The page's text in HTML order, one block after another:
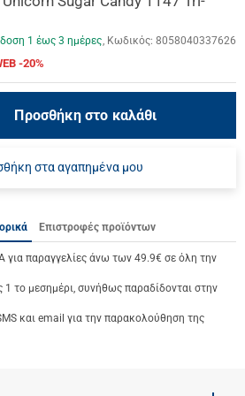
1 έως 3 ημέρες Κωδικός: 8058040337626
-20%
Προσθήκη στο καλάθι
στα αγαπημένα μου
Επιστροφές προϊόντων
παραγγελίες άνω των 49.9€ σε όλη την
1 το μεσημέρι, συνήθως παραδίδονται στην
και email για την παρακολούθηση της